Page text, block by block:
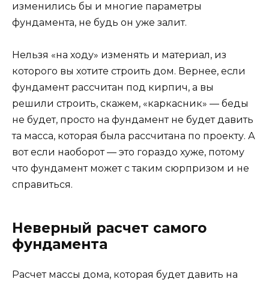
изменились бы и многие параметры
фундамента, не будь он уже залит.
Нельзя «на ходу» изменять и материал, из
которого вы хотите строить дом. Вернее, если
фундамент рассчитан под кирпич, а вы
решили строить, скажем, «каркасник» — беды
не будет, просто на фундамент не будет давить
та масса, которая была рассчитана по проекту. А
вот если наоборот — это гораздо хуже, потому
что фундамент может с таким сюрпризом и не
справиться.
Неверный расчет самого
фундамента
Расчет массы дома, которая будет давить на